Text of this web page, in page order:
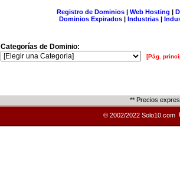
Registro de Dominios| Web Hosting |
Dominios Expirados | Industrias |
Categorías de Dominio:
[Pág.
** Precios
© 2002/2022 Solo10.com